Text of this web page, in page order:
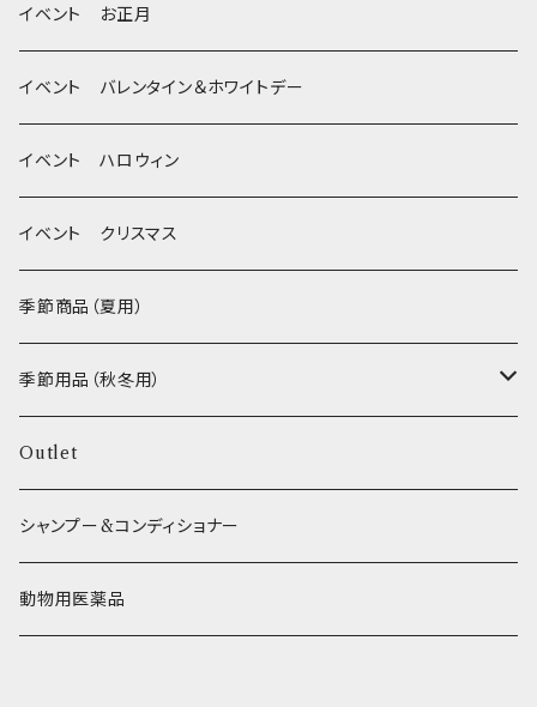
季節限定 クリスマス
Wonderful Kitchen / (旧)P-ball
MEAT
FISH
グルテンフリー！ _ DOG TREE
ヒマラヤチーズ！ _ loasis
わんのはな
エリール
O.C.Farm
除菌・抗菌・消臭
耳
静電気防止スプレー
イベント お正月
イベント バレンタイン＆ホワイトデー
イベント ハロウィン
イベント クリスマス
季節商品（夏用）
季節用品（秋冬用）
ヒーター
Outlet
シャンプー&コンディショナー
動物用医薬品